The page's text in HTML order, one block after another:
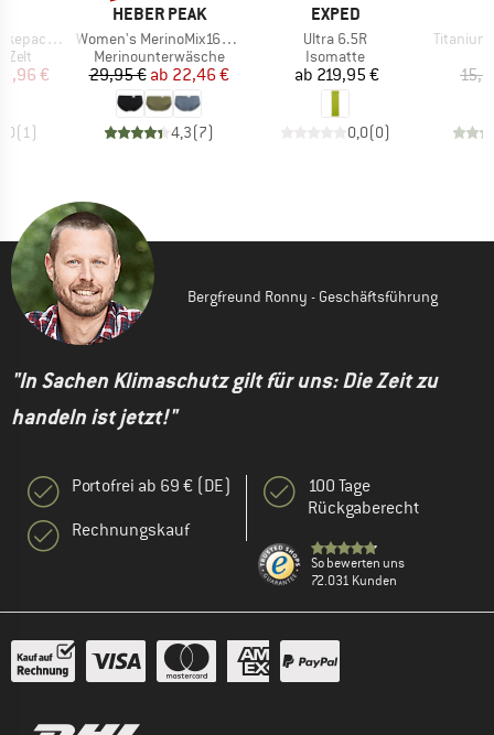
1
Zelt
Preis
€
(1)
MARKE
HEBER PEAK
Artikel
Women's MerinoMix165 PineconeHe. Hipster
Produktgruppe
Merinounterwäsche
Preis
29,95 € reduzierter Preis
ab 22,46 €
4,3(7)
MARKE
EXPED
Artikel
Ultra 6.5R
Produktgruppe
Isomatte
Preis
ab 219,95 €
0,0(0)
Artikel
Titanium
Bergfreund Ronny - Geschäftsführung
"In Sachen Klimaschutz gilt für uns: Die Zeit zu
handeln ist jetzt!"
Portofrei ab 69 € (DE)
Rechnungskauf
100 Tage
Rückgaberecht
So bewerten uns
72.031 Kunden